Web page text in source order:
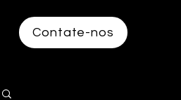
Contate-nos